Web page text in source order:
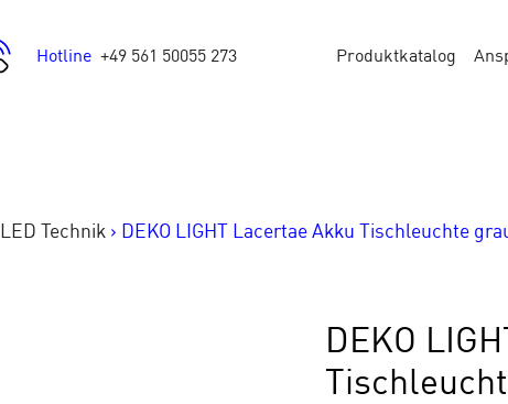
Hotline+49 561 50055 273 Produktkatalog
LED Technik > DEKO LIGHT Lacertae Akku Tischleuchte
DEKO